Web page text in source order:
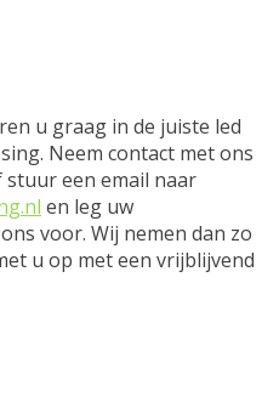
u graag in de juiste led
Neem contact met ons
stuur een email naar
en leg uw
voor. Wij nemen dan zo
u op met een vrijblijvend